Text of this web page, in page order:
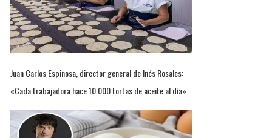
Juan Carlos Espinosa, director general de Inés Rosales:
«Cada trabajadora hace 10.000 tortas de aceite al día»